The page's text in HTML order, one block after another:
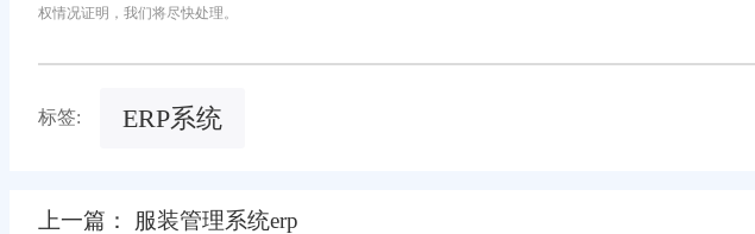
权情况证明，我们将尽快处理。
标签: ERP系统
上一篇： 服装管理系统erp